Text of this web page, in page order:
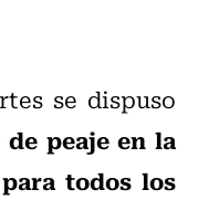
se dispuso
peaje en la
todos los